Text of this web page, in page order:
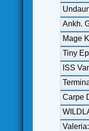
Ankh.
Mage
Tiny
ISS
Carpe